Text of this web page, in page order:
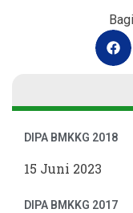
DIPA BMKKG 2018
15 Juni 2023
DIPA BMKKG 2017